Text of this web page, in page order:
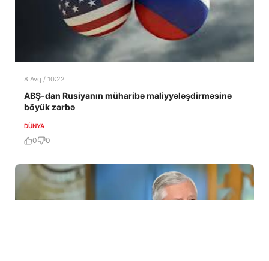
8 Avq / 10:22
ABŞ-dan Rusiyanın müharibə maliyyələşdirməsinə
böyük zərbə
DÜNYA
0 0